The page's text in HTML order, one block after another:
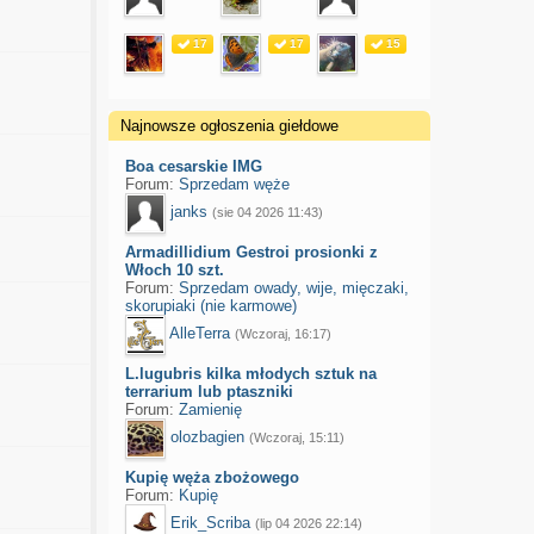
17 17 15
Najnowsze ogłoszenia giełdowe
Boa cesarskie IMG
Forum: Sprzedam węże
janks (sie 04 2026 11:43)
Armadillidium Gestroi prosionki z
Włoch 10 szt.
Forum: Sprzedam owady, wije, mięczaki,
skorupiaki (nie karmowe)
AlleTerra (Wczoraj, 16:17)
L.lugubris kilka młodych sztuk na
terrarium lub ptaszniki
Forum: Zamienię
olozbagien (Wczoraj, 15:11)
Kupię węża zbożowego
Forum: Kupię
Erik_Scriba (lip 04 2026 22:14)